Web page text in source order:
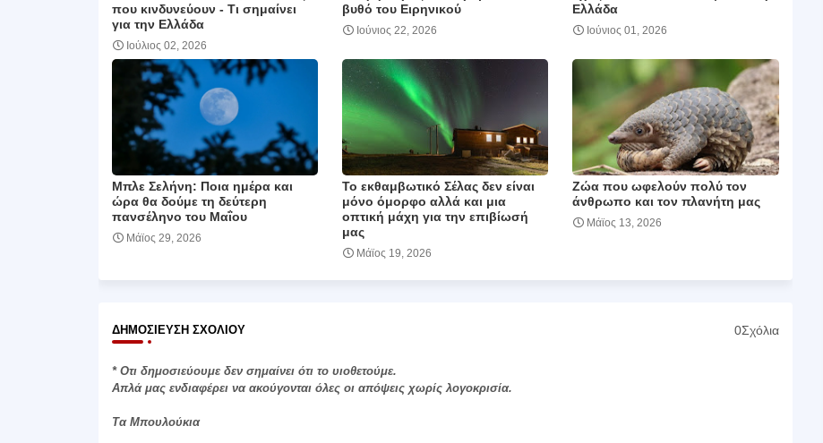
που κινδυνεύουν ‑ Τι σημαίνει
για την Ελλάδα
Ιούλιος 02, 2026
βυθό του Ειρηνικού
Ιούνιος 22, 2026
Ελλάδα
Ιούνιος 01, 2026
Μπλε Σελήνη: Ποια ημέρα και
ώρα θα δούμε τη δεύτερη
πανσέληνο του Μαΐου
Μάϊος 29, 2026
Το εκθαμβωτικό Σέλας δεν είναι
μόνο όμορφο αλλά και μια
οπτική μάχη για την επιβίωσή
μας
Μάϊος 19, 2026
Ζώα που ωφελούν πολύ τον
άνθρωπο και τον πλανήτη μας
Μάϊος 13, 2026
ΔΗΜΟΣΊΕΥΣΗ ΣΧΟΛΊΟΥ 0Σχόλια
* Οτι δημοσιεύουμε δεν σημαίνει ότι το υιοθετούμε.
Απλά μας ενδιαφέρει να ακούγονται όλες οι απόψεις χωρίς λογοκρισία.
Τα Μπουλούκια